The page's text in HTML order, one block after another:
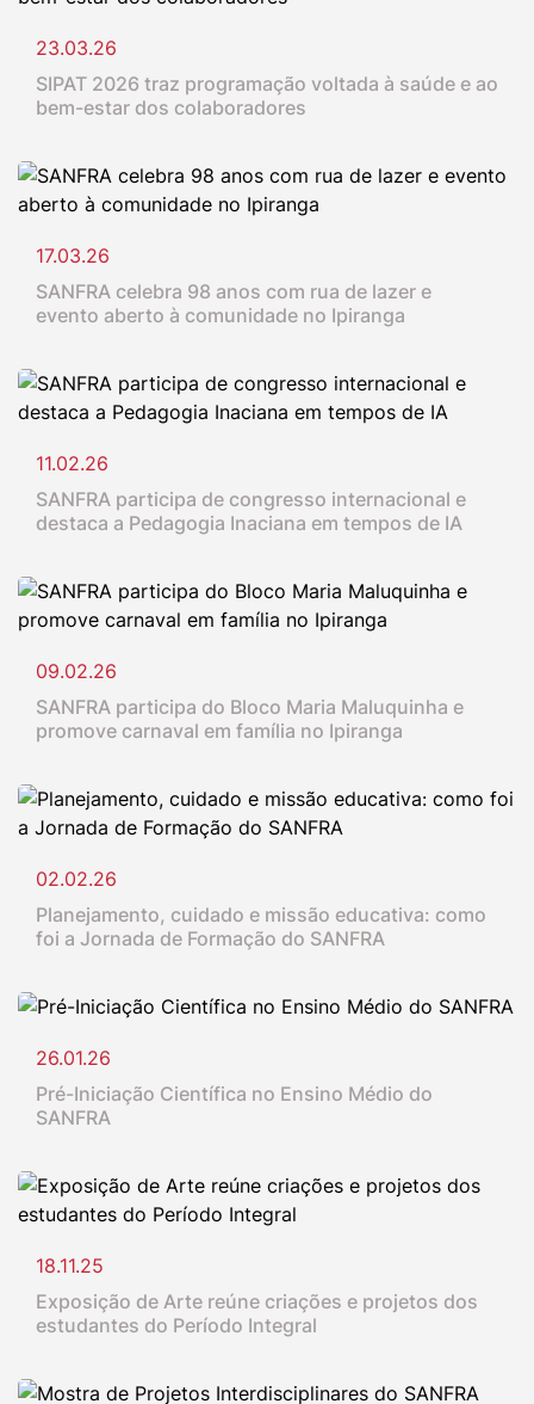
23.03.26
SIPAT 2026 traz programação voltada à saúde e ao
bem-estar dos colaboradores
17.03.26
SANFRA celebra 98 anos com rua de lazer e
evento aberto à comunidade no Ipiranga
11.02.26
SANFRA participa de congresso internacional e
destaca a Pedagogia Inaciana em tempos de IA
09.02.26
SANFRA participa do Bloco Maria Maluquinha e
promove carnaval em família no Ipiranga
02.02.26
Planejamento, cuidado e missão educativa: como
foi a Jornada de Formação do SANFRA
26.01.26
Pré-Iniciação Científica no Ensino Médio do
SANFRA
18.11.25
Exposição de Arte reúne criações e projetos dos
estudantes do Período Integral